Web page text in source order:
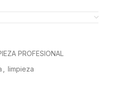
PROFESIONAL
limpieza